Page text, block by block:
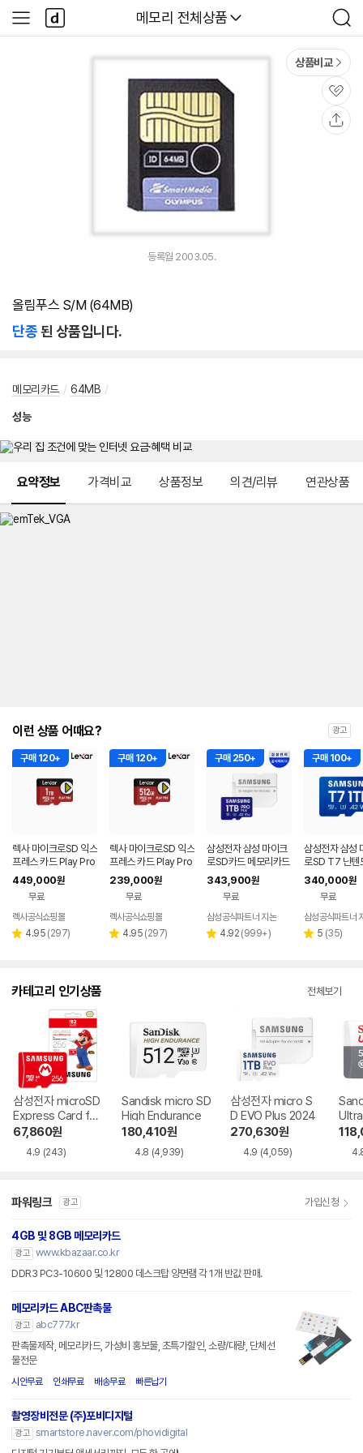
다나와
메모리 전체상품
검
색
사
이
다
나
와
상품비교
관
심
등록월 2003.05.
올림푸스 S/M (64MB)
단종된 상품입니다.
메모리카드 / 64MB /
성능
요약정보 가격비교 상품정보 의견/리뷰 연관상품
이런 상품 어때요? 광고
구매 120+
렉사 마이크로SD 익스
프레스 카드 Play Pro
닌텐도스위치2 메모리
1TB
449,000원
무료
렉사공식쇼핑몰
별 4.95 리
(297)
구매 120+
렉사 마이크로SD 익스
프레스 카드 Play Pro
닌텐도스위치2 메모리
512GB
239,000원
무료
렉사공식쇼핑몰
별 4.95 리
(297)
구매 250+
삼성전자 삼성 마이크
로SD카드 메모리카드
PRO PLUS 1TB
343,900원
무료
삼성공식파트너 지논
별 4.92 리
(999+)
구매 100+
삼성전자 삼성
로SD T7 닌텐
캠 카메라 외장
카드 1TB
340,000원
무료
삼성공식파트너
별 5 리
(35)
카테고리 인기상품 전체보기
삼성전자 microSD
Express Card for
Nintendo Switch
67,860원
4.9 (243)
Sandisk micro SD
High Endurance
180,410원
4.8 (4,939)
삼성전자 micro S
D EVO Plus 2024
270,630원
4.9 (4,059)
파워링크 광고 가입신청
4GB 및 8GB 메모리카드
광고 www.kbazaar.co.kr
DDR3 PC3-10600 및 12800 데스크탑 양면램 각 1개 반값 판매.
메모리카드 ABC판촉물
광고
abc777.kr
판촉물제작, 메모리카드, 가성비 홍보물, 초특가할인, 소량/대량, 단체선
물전문
시안무료 인쇄무료 배송무료 빠른납기
촬영장비전문 (주)포비디지털
광고 smartstore.naver.com/phovidigital